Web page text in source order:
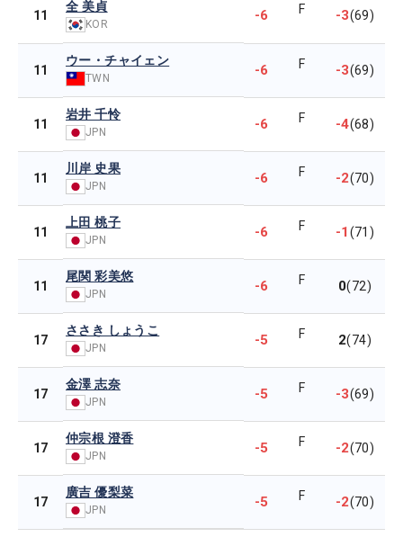
11
全 美貞
KOR
-6 F -3(69)
11
ウー・チャイェン
TWN -6 F -3(69)
11
岩井 千怜
JPN -6 F -4(68)
11
川岸 史果
JPN -6 F -2(70)
11
上田 桃子
JPN -6 F -1(71)
11
尾関 彩美悠
JPN -6 F 0(72)
17
ささき しょうこ
JPN -5 F 2(74)
17
金澤 志奈
JPN -5 F -3(69)
17
仲宗根 澄香
JPN -5 F -2(70)
17
廣吉 優梨菜
JPN -5 F -2(70)